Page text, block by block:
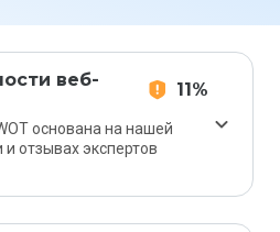
веб-
11%
основана на нашей
и отзывах экспертов